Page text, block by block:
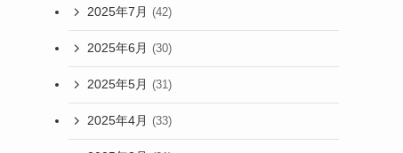
2025年7月 (42)
2025年6月 (30)
2025年5月 (31)
2025年4月 (33)